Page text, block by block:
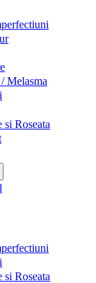
Melasma
si Roseata
si Roseata